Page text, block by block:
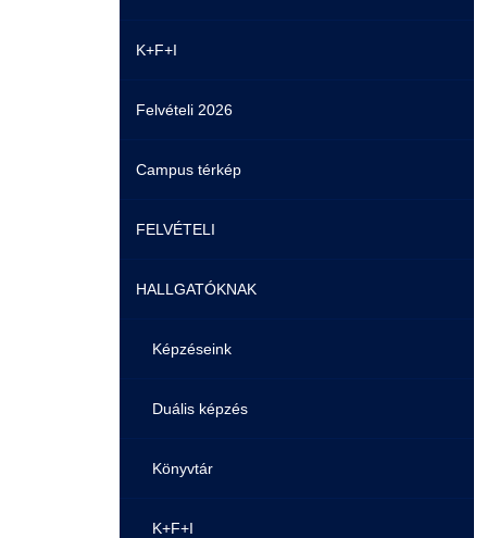
Hírek
Események
Videók
Álláshirdetések
K+F+I
Felvételi 2026
Campus térkép
FELVÉTELI
Pontozási rendszer szabályai
Felvetteknek
Képzéseink
Duális képzés
Átjelentkezés
HALLGATÓKNAK
Képzéseink
Duális képzés
Könyvtár
K+F+I